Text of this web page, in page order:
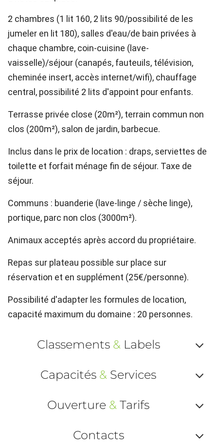
2 chambres (1 lit 160, 2 lits 90/possibilité de les
jumeler en lit 180), salles d'eau/de bain privées à
chaque chambre, coin-cuisine (lave-
vaisselle)/séjour (canapés, fauteuils, télévision,
cheminée insert, accès internet/wifi), chauffage
central, possibilité 2 lits d'appoint pour enfants.
Terrasse privée close (20m²), terrain commun non
clos (200m²), salon de jardin, barbecue.
Inclus dans le prix de location : draps, serviettes de
toilette et forfait ménage fin de séjour. Taxe de
séjour.
Communs : buanderie (lave-linge / sèche linge),
portique, parc non clos (3000m²).
Animaux acceptés après accord du propriétaire.
Repas sur plateau possible sur place sur
réservation et en supplément (25€/personne).
Possibilité d'adapter les formules de location,
capacité maximum du domaine : 20 personnes.
Classements &Labels
ou
Capacités & Services
ou
Ouverture & Tarifs
Contacts